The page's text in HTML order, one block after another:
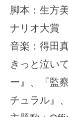
脚本：生方
ナリオ大賞
音楽：得田
きっと泣い
ー』、『監
チュラル』